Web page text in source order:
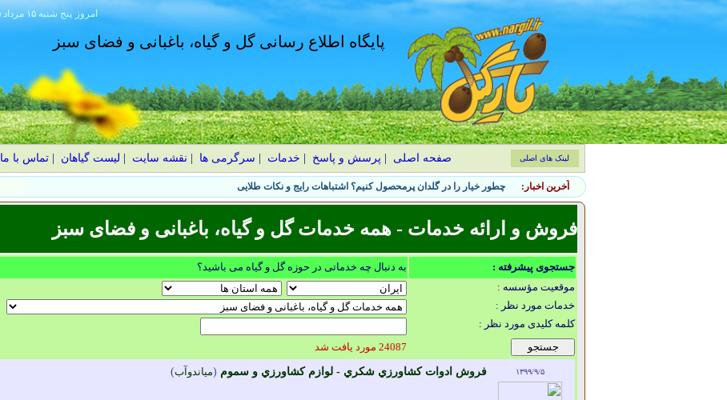
۱۴۰۵ پنج شنبه ۱۵ مرداد امروز
پایگاه اطلاع رسانی گل و گیاه، باغبانی و فضای سبز
صفحه اصلی پرسش و پاسخ خدمات سرگرمی ها نقشه سایت لیست گیاهان |تماس با ما لینک های اصلی
آخرین اخبار: چطور خیار را در گلدان پرمحصول کنیم؟ اشتباهات رایج و نکات طلایی
فروش و ارائه خدمات - همه خدمات گل و گیاه، باغبانی و فضای سبز
جستجوی پیشرفته :
به دنبال چه خدماتی در حوزه گل و گیاه می باشید؟
موقعیت مؤسسه :
خدمات مورد نظر :
کلمه کلیدی مورد نظر :
24087 مورد یافت شد
۱۳۹۹/۹/۵ فروش ادوات کشاورزي شکري - لوازم کشاورزي و سموم (مياندوآب)